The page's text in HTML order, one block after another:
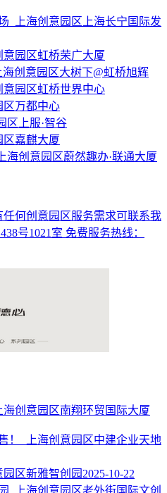
上海长宁国际发
虹桥荣广大厦
大树下@虹桥旭辉
虹桥世界中心
万都中心
上服·智谷
嘉麒大厦
蔚然趣办·联通大厦
任何创意园区服务需求可联系我
号1021室 免费服务热线：
南翔环贸国际大厦
中建企业天地
新雅智创园 2025-10-22
老外街国际文创